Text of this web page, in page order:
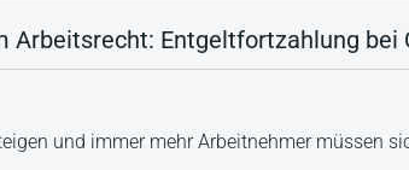
Arbeitsrecht: Entgeltfortzahlung bei
und immer mehr Arbeitnehmer müssen